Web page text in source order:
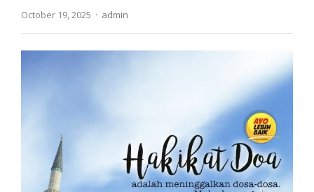
October 19, 2025
Author
admin